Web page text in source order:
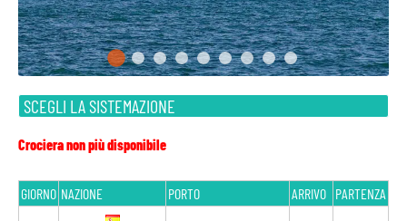
SCEGLI LA SISTEMAZIONE
Crociera non più disponibile
GIORNO NAZIONE PORTO ARRIVO PARTENZA